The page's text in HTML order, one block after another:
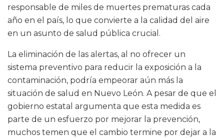
responsable de miles de muertes prematuras cada
año en el país, lo que convierte a la calidad del aire
en un asunto de salud pública crucial.
La eliminación de las alertas, al no ofrecer un
sistema preventivo para reducir la exposición a la
contaminación, podría empeorar aún más la
situación de salud en Nuevo León. A pesar de que el
gobierno estatal argumenta que esta medida es
parte de un esfuerzo por mejorar la prevención,
muchos temen que el cambio termine por dejar a la